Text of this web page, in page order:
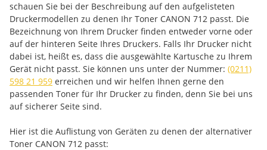
schauen Sie bei der Beschreibung auf den aufgelisteten
Druckermodellen zu denen Ihr Toner CANON 712 passt. Die
Bezeichnung von Ihrem Drucker finden entweder vorne oder
auf der hinteren Seite Ihres Druckers. Falls Ihr Drucker nicht
dabei ist, heißt es, dass die ausgewählte Kartusche zu Ihrem
Gerät nicht passt. Sie können uns unter der Nummer: (0211)
598 21 959 erreichen und wir helfen Ihnen gerne den
passenden Toner für Ihr Drucker zu finden, denn Sie bei uns
auf sicherer Seite sind.
Hier ist die Auflistung von Geräten zu denen der alternativer
Toner CANON 712 passt: